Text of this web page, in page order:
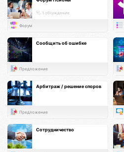
1 обсуждение
Форум
Сообщить об ошибке
Предложение
Арбитраж / решение споров
Предложение
Сотрудничество